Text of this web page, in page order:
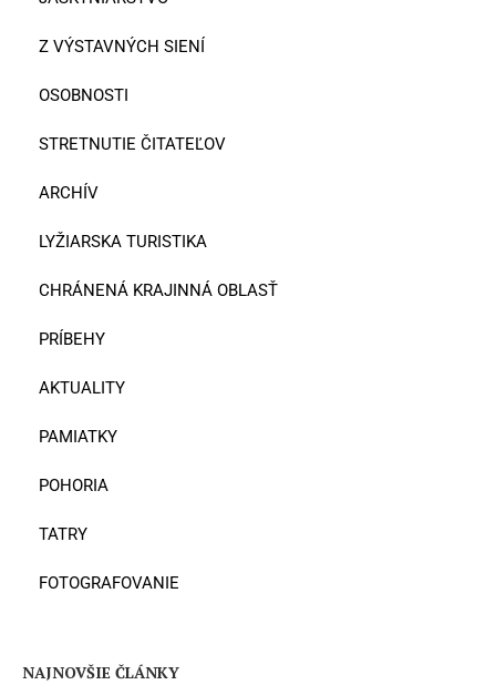
Z VÝSTAVNÝCH SIENÍ
OSOBNOSTI
STRETNUTIE ČITATEĽOV
ARCHÍV
LYŽIARSKA TURISTIKA
CHRÁNENÁ KRAJINNÁ OBLASŤ
PRÍBEHY
AKTUALITY
PAMIATKY
POHORIA
TATRY
FOTOGRAFOVANIE
NAJNOVŠIE ČLÁNKY